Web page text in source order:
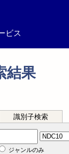
ビス
結果
識別子検索
ジャンルのみ